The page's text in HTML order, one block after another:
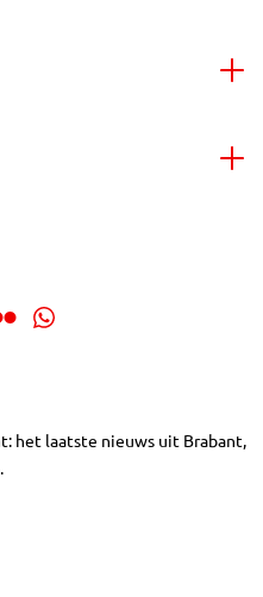
het laatste nieuws uit Brabant,